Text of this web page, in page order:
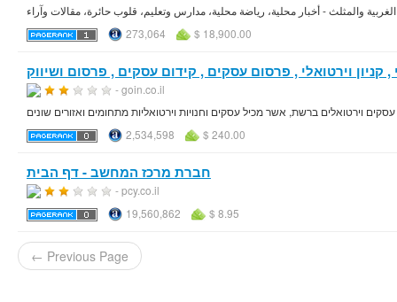
273,064 $ 18,900.00
- goin.co.il
וירטואלים ברשת, אשר מכיל עסקים וחנויות וירטואליות מתחומים ואזורים שונים
2,534,598
$ 240.00
חברת מרכז המחשב - דף הבית
- pcy.co.il
19,560,862
$ 8.95
← Previous Page